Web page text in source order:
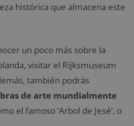
histórica que almacena este
un poco más sobre la
visitar el Rijksmuseum
también podrás
de arte mundialmente
el famoso ‘Arbol de Jesé’, o